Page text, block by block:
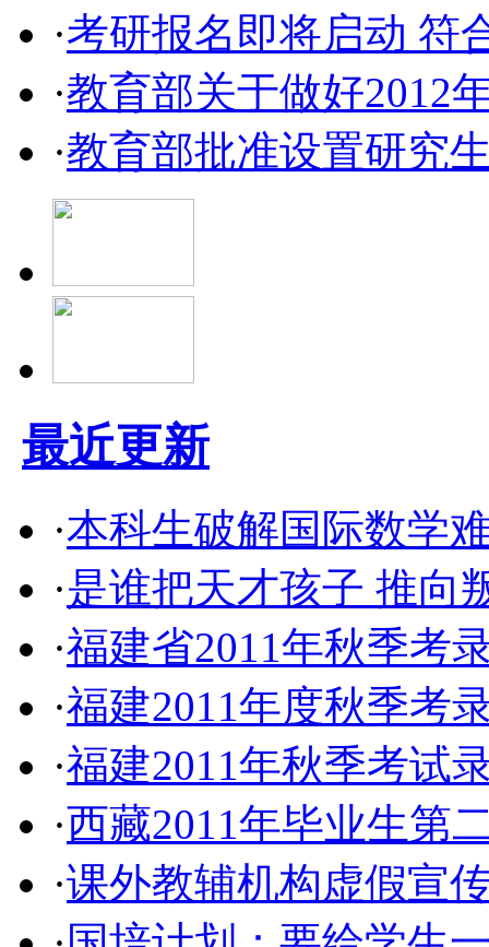
·考研报名即将启动 符
·教育部关于做好2012
·教育部批准设置研究
最近更新
·本科生破解国际数学
·是谁把天才孩子 推向
·福建省2011年秋季考
·福建2011年度秋季考
·福建2011年秋季考试
·西藏2011年毕业生第
·课外教辅机构虚假宣